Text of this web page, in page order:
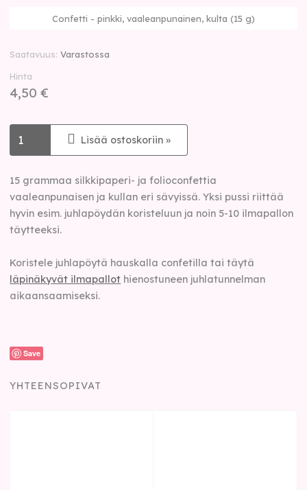
Confetti - pinkki, vaaleanpunainen, kulta (15 g)
Saatavuus Varastossa
Hinta
4,50 €
Lisää ostoskoriin »
15 grammaa silkkipaperi- ja folioconfettia
vaaleanpunaisen ja kullan eri sävyissä. Yksi pussi riittää
hyvin esim. juhlapöydän koristeluun ja noin 5-10 ilmapallon
täytteeksi.
Koristele juhlapöytä hauskalla confetilla tai täytä
läpinäkyvät ilmapallot hienostuneen juhlatunnelman
aikaansaamiseksi.
Save
YHTEENSOPIVAT